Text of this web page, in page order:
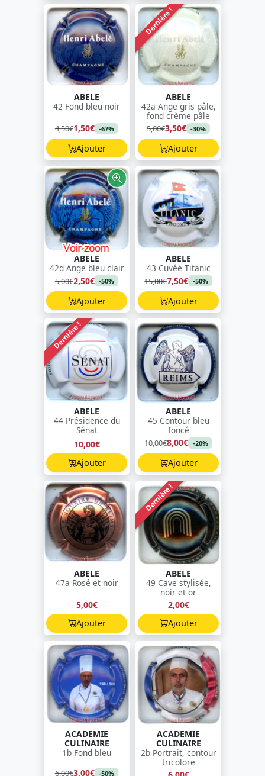
ABELE
42 Fond bleu-noir
4,50€1,50€ -67%
Ajouter
Dernière !
ABELE
42a Ange gris pâle,
fond crème pâle
5,00€3,50€ -30%
Ajouter
ABELE
42d Ange bleu clair
5,00€2,50€ -50%
Ajouter
ABELE
43 Cuvée Titanic
15,00€7,50€ -50%
Ajouter
Dernière !
ABELE
44 Présidence du
Sénat
10,00€
Ajouter
ABELE
45 Contour bleu
foncé
10,00€8,00€ -20%
Ajouter
ABELE
47a Rosé et noir
5,00€
Ajouter
Dernière !
ABELE
49 Cave stylisée,
noir et or
2,00€
Ajouter
ACADEMIE
CULINAIRE
1b Fond bleu
6,00€3,00€ -50%
ACADEMIE
CULINAIRE
2b Portrait, contour
tricolore